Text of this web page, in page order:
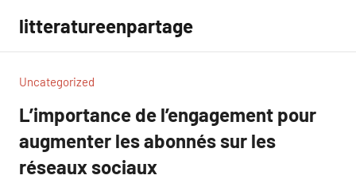
contenu
litteratureenpartage
Uncategorized
L’importance de l’engagement pour
augmenter les abonnés sur les
réseaux sociaux